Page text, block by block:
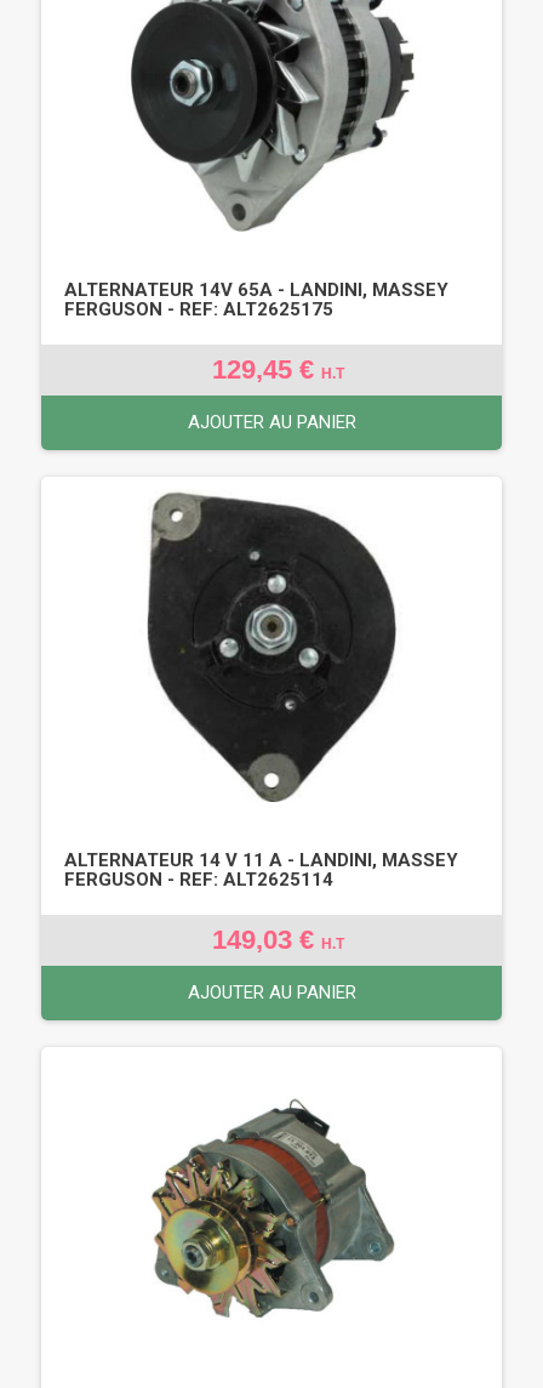
ALTERNATEUR 14V 65A - LANDINI, MASSEY
FERGUSON - REF: ALT2625175
129,45 € H.T
AJOUTER AU PANIER
ALTERNATEUR 14 V 11 A - LANDINI, MASSEY
FERGUSON - REF: ALT2625114
149,03 € H.T
AJOUTER AU PANIER